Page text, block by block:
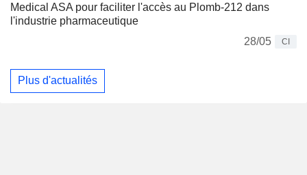
Medical ASA pour faciliter l'accès au Plomb-212 dans
l'industrie pharmaceutique
28/05
CI
Plus d'actualités